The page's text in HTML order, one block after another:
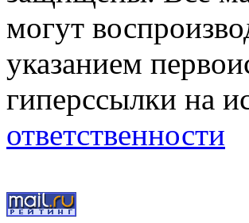
могут
указанием
гиперссылки на
ответственности